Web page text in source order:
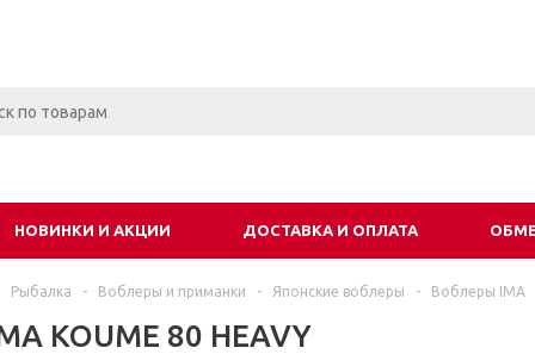
НОВИНКИ И АКЦИИ ДОСТАВКА И ОПЛАТА
Рыбалка - Воблеры и приманки - Японские воблеры - Воблеры IMA
KOUME 80 HEAVY